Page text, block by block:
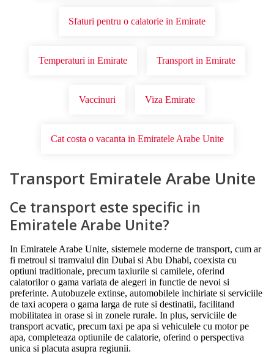
Sfaturi pentru o calatorie in Emirate
Temperaturi in Emirate Transport in Emirate
Vaccinuri Viza Emirate
Cat costa o vacanta in Emiratele Arabe Unite
Transport Emiratele Arabe Unite
Ce transport este specific in
Emiratele Arabe Unite?
In Emiratele Arabe Unite, sistemele moderne de transport, cum ar
fi metroul si tramvaiul din Dubai si Abu Dhabi, coexista cu
optiuni traditionale, precum taxiurile si camilele, oferind
calatorilor o gama variata de alegeri in functie de nevoi si
preferinte. Autobuzele extinse, automobilele inchiriate si serviciile
de taxi acopera o gama larga de rute si destinatii, facilitand
mobilitatea in orase si in zonele rurale. In plus, serviciile de
transport acvatic, precum taxi pe apa si vehiculele cu motor pe
apa, completeaza optiunile de calatorie, oferind o perspectiva
unica si placuta asupra regiunii.